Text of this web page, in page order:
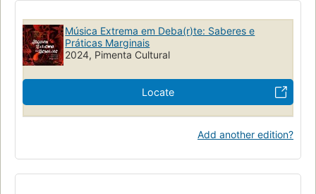
Música Extrema em Deba(r)te: Saberes e
Práticas Marginais
2024, Pimenta Cultural
Locate
Add another edition?